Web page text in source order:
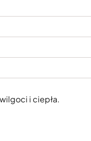
i ciepła.